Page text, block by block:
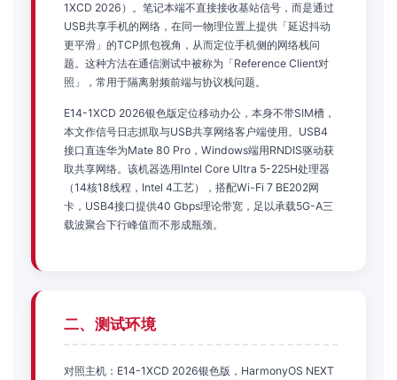
1XCD 2026）。笔记本端不直接接收基站信号，而是通过
USB共享手机的网络，在同一物理位置上提供「延迟抖动
更平滑」的TCP抓包视角，从而定位手机侧的网络栈问
题。这种方法在通信测试中被称为「Reference Client对
照」，常用于隔离射频前端与协议栈问题。
E14-1XCD 2026银色版定位移动办公，本身不带SIM槽，
本文作信号日志抓取与USB共享网络客户端使用。USB4
接口直连华为Mate 80 Pro，Windows端用RNDIS驱动获
取共享网络。该机器选用Intel Core Ultra 5-225H处理器
（14核18线程，Intel 4工艺），搭配Wi-Fi 7 BE202网
卡，USB4接口提供40 Gbps理论带宽，足以承载5G-A三
载波聚合下行峰值而不形成瓶颈。
二、测试环境
对照主机：E14-1XCD 2026银色版，HarmonyOS NEXT